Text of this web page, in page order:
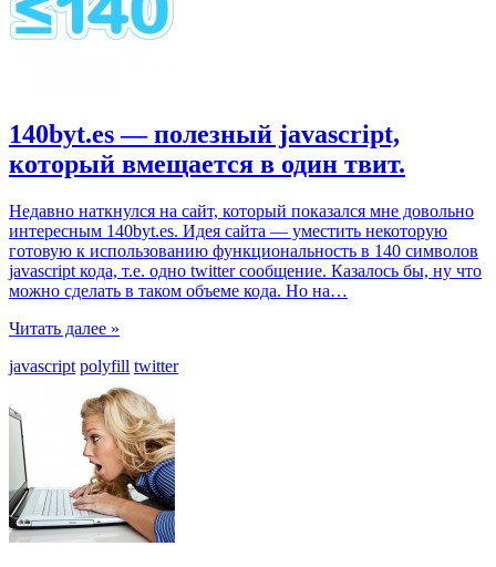
140byt.es — полезный javascript,
который вмещается в один твит.
Недавно наткнулся на сайт, который показался мне довольно
интересным 140byt.es. Идея сайта — уместить некоторую
готовую к использованию функциональность в 140 символов
javascript кода, т.е. одно twitter сообщение. Казалось бы, ну что
можно сделать в таком объеме кода. Но на…
Читать далее »
javascript polyfill twitter